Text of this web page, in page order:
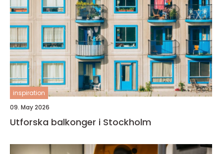
inspiration
09. May 2026
Utforska balkonger i Stockholm